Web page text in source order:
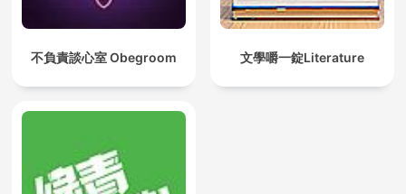
不負責談心室 Obegroom 文學嚼一錠Literature